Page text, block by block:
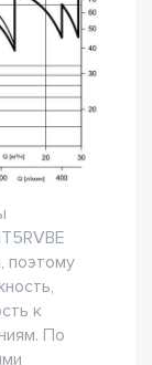
поэтому
к
По